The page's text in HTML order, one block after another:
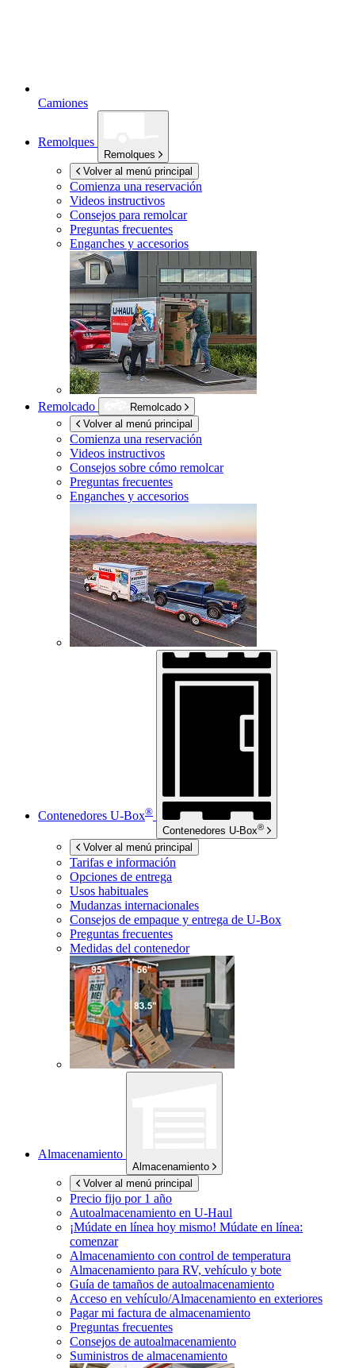
Camiones
Remolques
Remolques
Volver al menú principal
Comienza una reservación
Videos instructivos
Consejos para remolcar
Preguntas frecuentes
Enganches y accesorios
Remolcado
Remolcado
Volver al menú principal
Comienza una reservación
Videos instructivos
Consejos sobre cómo remolcar
Preguntas frecuentes
Enganches y accesorios
Contenedores U-Box®
Contenedores U-Box®
Volver al menú principal
Tarifas e información
Opciones de entrega
Usos habituales
Mudanzas internacionales
Consejos de empaque y entrega de U-Box
Preguntas frecuentes
Medidas del contenedor
Almacenamiento
Almacenamiento
Volver al menú principal
Precio fijo por 1 año
Autoalmacenamiento en U-Haul
¡Múdate en línea hoy mismo! Múdate en línea:
comenzar
Almacenamiento con control de temperatura
Almacenamiento para RV, vehículo y bote
Guía de tamaños de autoalmacenamiento
Acceso en vehículo/Almacenamiento en exteriores
Pagar mi factura de almacenamiento
Preguntas frecuentes
Consejos de autoalmacenamiento
Suministros de almacenamiento